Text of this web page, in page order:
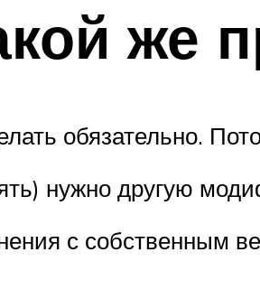
же
обязательно.
нужно другую
с собственным